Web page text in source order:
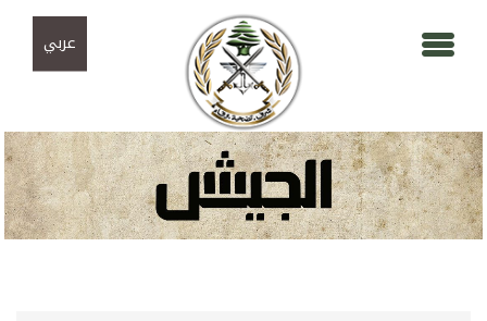
عربي